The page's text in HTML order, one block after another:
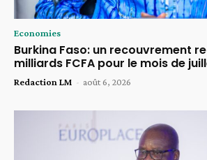
Economies
Burkina Faso: un recouvrement
milliards FCFA pour le mois de
Redaction LM - août 6, 2026